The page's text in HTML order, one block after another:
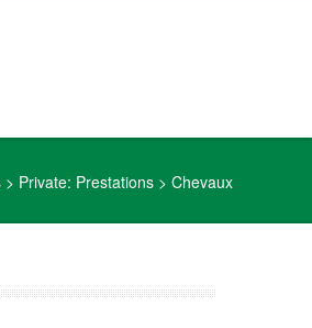
> Private: Prestations> Chevaux